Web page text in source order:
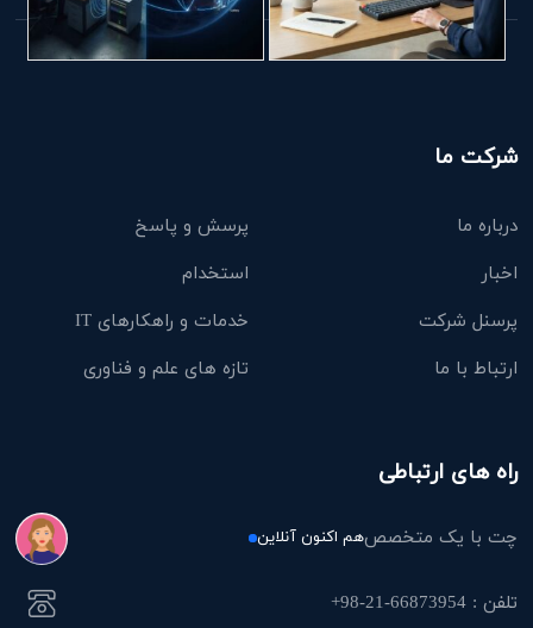
شرکت ما
درباره ما
پرسش و پاسخ
اخبار
استخدام
پرسنل شرکت
خدمات و راهکارهای IT
ارتباط با ما
تازه های علم و فناوری
راه های ارتباطی
چت با یک متخصصهم اکنون آنلاین
تلفن : 66873954-21-98+